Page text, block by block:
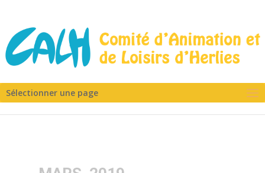
Sélectionner une page